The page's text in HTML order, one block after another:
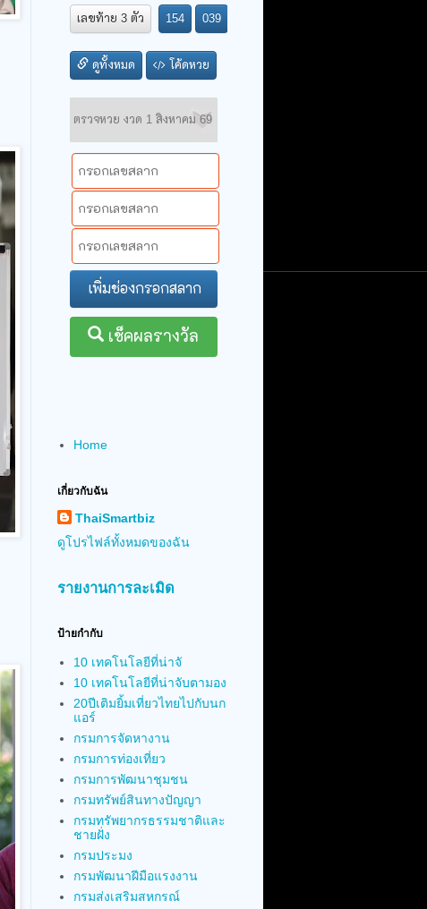
Home
เกี่ยวกับฉัน
ThaiSmartbiz
ดูโปรไฟล์ทั้งหมดของฉัน
รายงานการละเมิด
ป้ายกำกับ
10 เทคโนโลยีที่น่าจั
10 เทคโนโลยีที่น่าจับตามอง
20ปีเติมยิ้มเที่ยวไทยไปกับนก
แอร์
กรมการจัดหางาน
กรมการท่องเที่ยว
กรมการพัฒนาชุมชน
กรมทรัพย์สินทางปัญญา
กรมทรัพยากรธรรมชาติและ
ชายฝั่ง
กรมประมง
กรมพัฒนาฝีมือแรงงาน
กรมส่งเสริมสหกรณ์